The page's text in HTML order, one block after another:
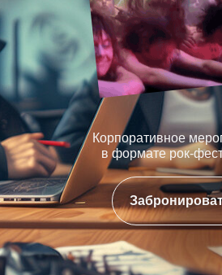
Корпоративное
в формате рок-